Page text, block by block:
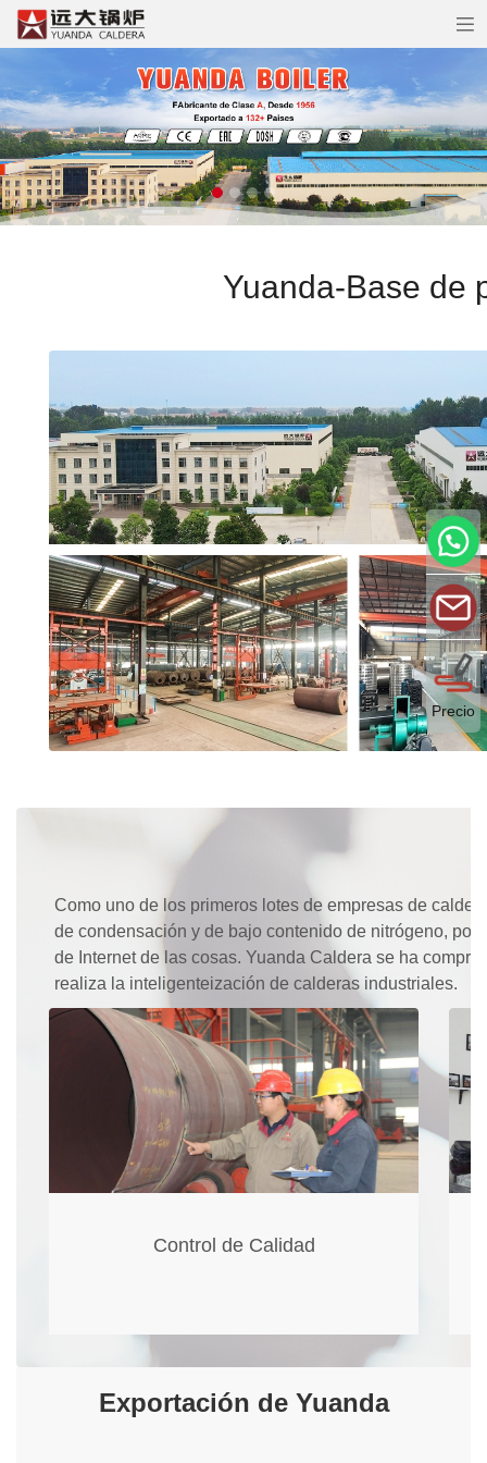
Precio
Yuanda-Base de
Como uno de los primeros lotes de empresas de
de condensación y de bajo contenido de nitrógeno,
de Internet de las cosas. Yuanda Caldera se ha
realiza la inteligenteización de calderas industriales.
Control de Calidad
Exportación de Yuanda